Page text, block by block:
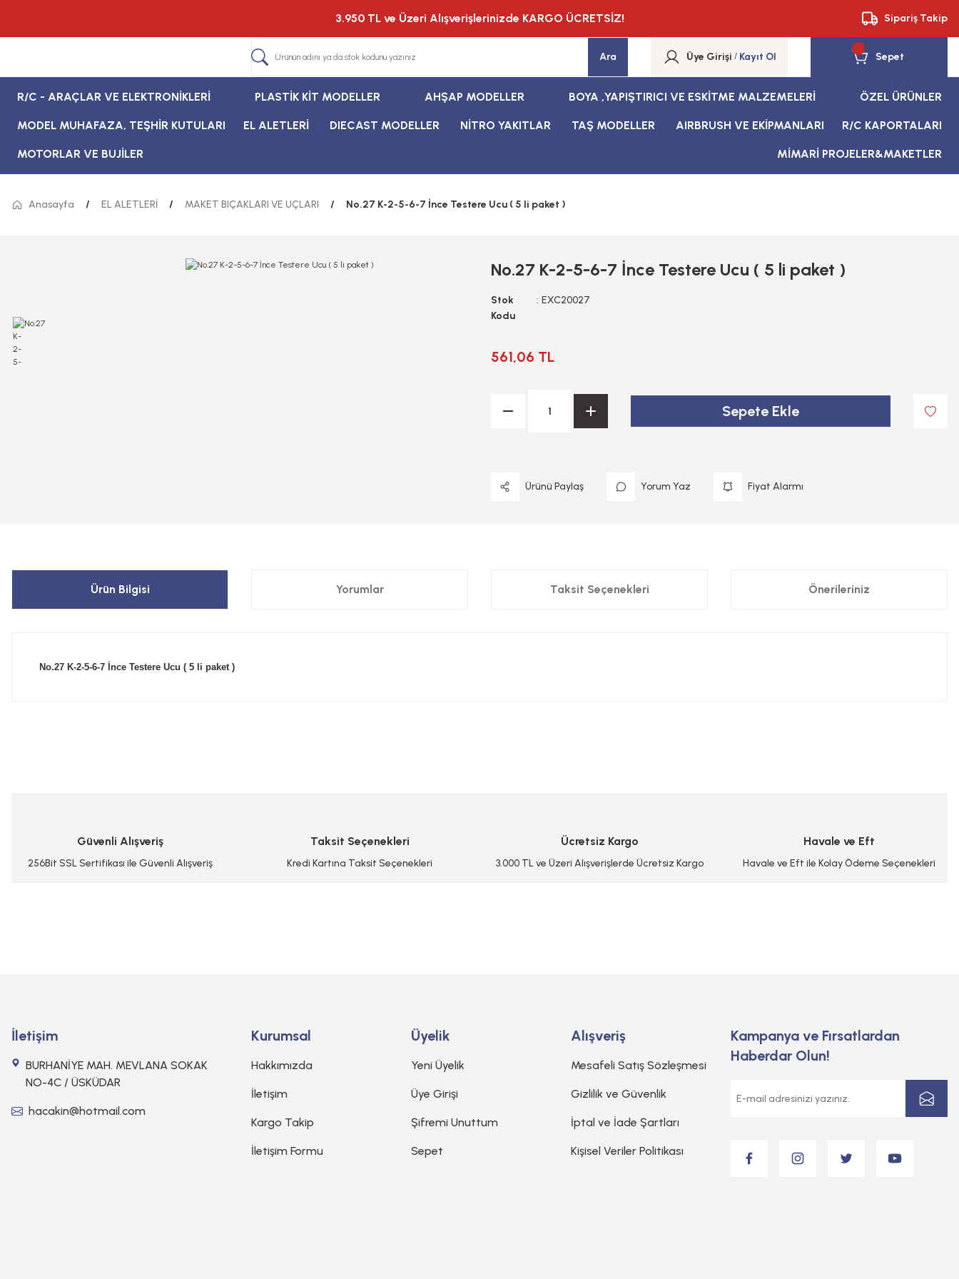
3.950 TL ve Üzeri Alışverişlerinizde KARGO ÜCRETSİZ! Sipariş Takip
Ara Üye Girişi / Kayıt Ol Sepet
R/C - ARAÇLAR VE ELEKTRONİKLERİ PLASTİK KİT MODELLER AHŞAP MODELLER BOYA ,YAPIŞTIRICI VE ESKİTME MALZEMELERİ ÖZEL ÜRÜNLER
MODEL MUHAFAZA, TEŞHİR KUTULARI EL ALETLERİ DIECAST MODELLER NİTRO YAKITLAR TAŞ MODELLER AIRBRUSH VE EKİPMANLARI R/C KAPORTALARI
MOTORLAR VE BUJİLER MİMARİ PROJELER&MAKETLER
Anasayfa EL ALETLERİ MAKET BIÇAKLARI VE UÇLARI No.27 K-2-5-6-7 İnce Testere Ucu ( 5 li paket )
No.27 K-2-5-6-7 İnce Testere Ucu ( 5 li paket )
Stok
Kodu
EXC20027
561,06 TL
Sepete Ekle
Ürünü Paylaş Yorum Yaz Fiyat Alarmı
Ürün Bilgisi Yorumlar Taksit Seçenekleri Önerileriniz
No.27 K-2-5-6-7 İnce Testere Ucu ( 5 li paket )
Ürün fiyatı diğer sitelerden daha pahalı.
Bu ürüne benzer farklı alternatifler olmalı.
Güvenli Alışveriş
256Bit SSL Sertifikası ile Güvenli Alışveriş
Taksit Seçenekleri
Kredi Kartına Taksit Seçenekleri
Ücretsiz Kargo
3.000 TL ve Üzeri Alışverişlerde Ücretsiz Kargo
Havale ve Eft
Havale ve Eft ile Kolay Ödeme Seçenekleri
İletişim
BURHANİYE MAH. MEVLANA SOKAK
NO-4C / ÜSKÜDAR
hacakin@hotmail.com
Kurumsal
Hakkımızda
İletişim
Kargo Takip
İletişim Formu
Üyelik
Yeni Üyelik
Üye Girişi
Şifremi Unuttum
Sepet
Alışveriş
Mesafeli Satış Sözleşmesi
Gizlilik ve Güvenlik
İptal ve İade Şartları
Kişisel Veriler Politikası
Kampanya ve Fırsatlardan
Haberdar Olun!